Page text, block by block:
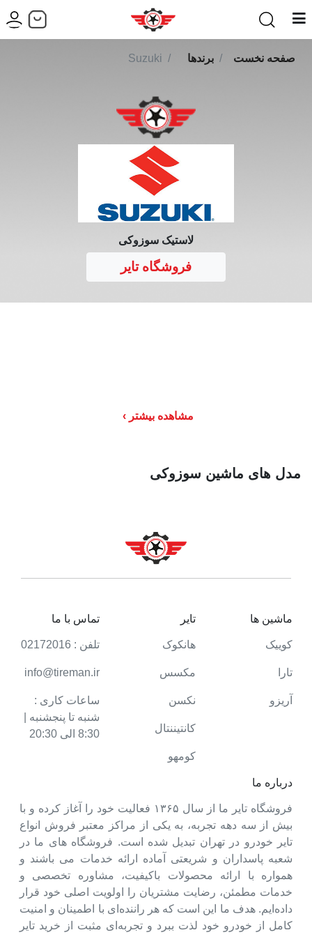
صفحه نخست برندها Suzuki
لاستیک سوزوکی
فروشگاه تایر
مشاهده بیشتر
مدل های ماشین سوزوکی
درباره ما
فروشگاه تایر ما از سال ۱۳۶۵ فعالیت خود را آغاز کرده و با
بیش از سه دهه تجربه، به یکی از مراکز معتبر فروش انواع
تایر خودرو در تهران تبدیل شده است. فروشگاه های ما در
شعبه پاسداران و شریعتی آماده ارائه خدمات می باشند و
همواره با ارائه محصولات باکیفیت، مشاوره تخصصی و
خدمات مطمئن، رضایت مشتریان را اولویت اصلی خود قرار
داده‌ایم. هدف ما این است که هر راننده‌ای با اطمینان و امنیت
کامل از خودرو خود لذت ببرد و تجربه‌ای مثبت از خرید تایر
ماشین ها
کوییک
تارا
آریزو
تایر
هانکوک
مکسس
نکسن
کانتیننتال
کومهو
تماس با ما
تلفن : 02172016
info@tireman.ir
ساعات کاری :
شنبه تا پنجشنبه |
8:30 الی 20:30